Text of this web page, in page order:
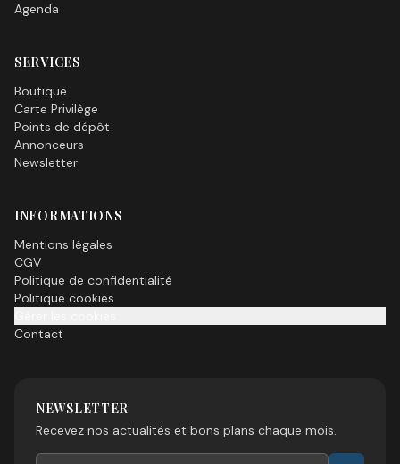
Agenda
SERVICES
Boutique
Carte Privilège
Points de dépôt
Annonceurs
Newsletter
INFORMATIONS
Mentions légales
CGV
Politique de confidentialité
Politique cookies
Contact
NEWSLETTER
Recevez nos actualités et bons plans chaque mois.